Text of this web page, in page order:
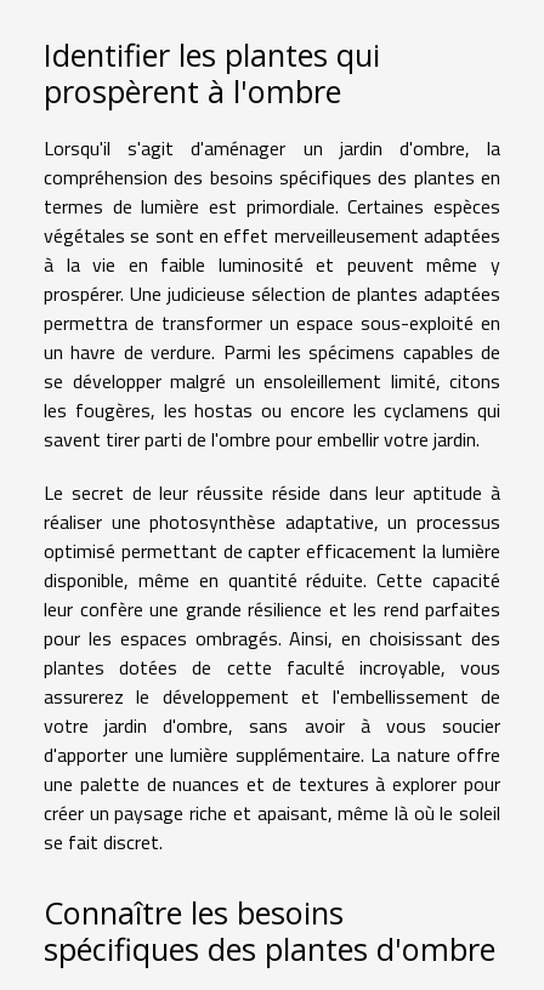
Identifier les plantes qui
prospèrent à l'ombre
Lorsqu'il s'agit d'aménager un jardin d'ombre, la
compréhension des besoins spécifiques des plantes en
termes de lumière est primordiale. Certaines espèces
végétales se sont en effet merveilleusement adaptées
à la vie en faible luminosité et peuvent même y
prospérer. Une judicieuse sélection de plantes adaptées
permettra de transformer un espace sous-exploité en
un havre de verdure. Parmi les spécimens capables de
se développer malgré un ensoleillement limité, citons
les fougères, les hostas ou encore les cyclamens qui
savent tirer parti de l'ombre pour embellir votre jardin.
Le secret de leur réussite réside dans leur aptitude à
réaliser une photosynthèse adaptative, un processus
optimisé permettant de capter efficacement la lumière
disponible, même en quantité réduite. Cette capacité
leur confère une grande résilience et les rend parfaites
pour les espaces ombragés. Ainsi, en choisissant des
plantes dotées de cette faculté incroyable, vous
assurerez le développement et l'embellissement de
votre jardin d'ombre, sans avoir à vous soucier
d'apporter une lumière supplémentaire. La nature offre
une palette de nuances et de textures à explorer pour
créer un paysage riche et apaisant, même là où le soleil
se fait discret.
Connaître les besoins
spécifiques des plantes d'ombre